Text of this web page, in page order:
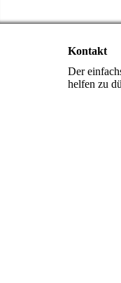
Kontakt
Der
helfen zu